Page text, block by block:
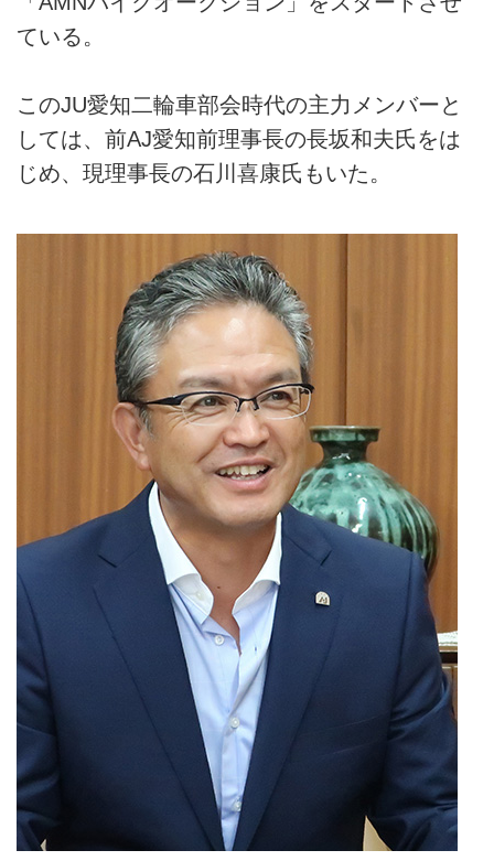
ている。
このJU愛知二輪車部会時代の主力メンバーと
しては、前AJ愛知前理事長の長坂和夫氏をは
じめ、現理事長の石川喜康氏もいた。